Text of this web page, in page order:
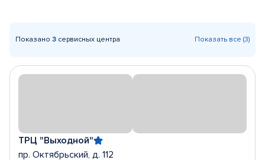
Показано 3 сервисных центра Показать все (3)
ТРЦ "Выходной"
пр. Октябрьский, д. 112